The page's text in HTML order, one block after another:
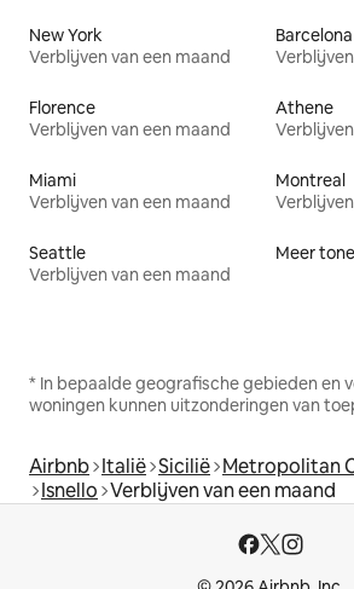
New York
Verblijven van een maand
Barcelona
Florence
Verblijven van een maand
Athene
Miami
Verblijven van een maand
Montreal
Seattle
Verblijven van een maand
Meer
* In bepaalde geografische gebieden en
woningen kunnen uitzonderingen van
Airbnb Italië Sicilië Metropolitan
Isnello Verblijven van een maand